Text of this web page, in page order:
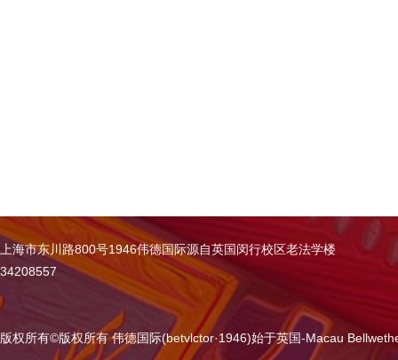
上海市东川路800号1946伟德国际源自英国闵行校区老法学楼
34208557
版权所有©版权所有 伟德国际(betvlctor·1946)始于英国-Macau